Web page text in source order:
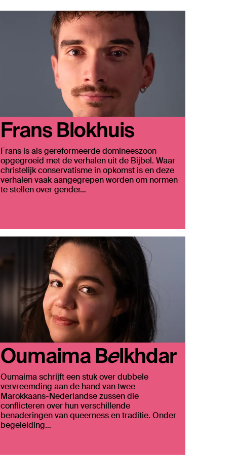
Frans Blokhuis
Frans is als gereformeerde domineeszoon
opgegroeid met de verhalen uit de Bijbel. Waar
christelijk conservatisme in opkomst is en deze
verhalen vaak aangegrepen worden om normen
te stellen over gender…
Oumaima Belkhdar
Oumaima schrijft een stuk over dubbele
vervreemding aan de hand van twee
Marokkaans-Nederlandse zussen die
conflicteren over hun verschillende
benaderingen van queerness en traditie. Onder
begeleiding…